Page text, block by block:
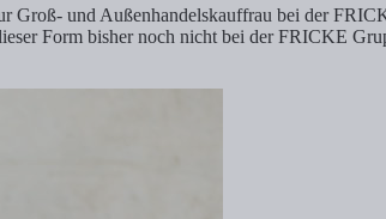
und Außenhandelskauffrau bei der
Form bisher noch nicht bei der FRICKE